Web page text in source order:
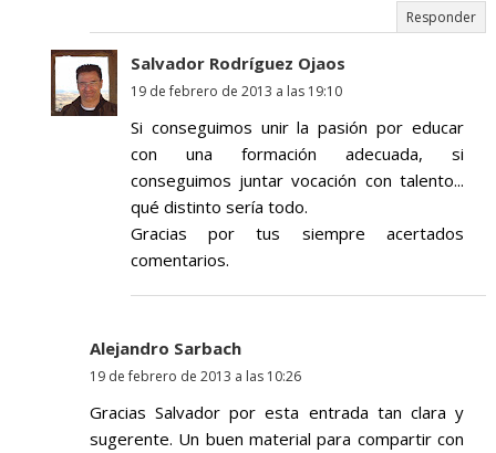
Responder
Salvador Rodríguez Ojaos
19 de febrero de 2013 a las 19:10
Si conseguimos unir la pasión por educar
con una formación adecuada, si
conseguimos juntar vocación con talento...
qué distinto sería todo.
Gracias por tus siempre acertados
comentarios.
Alejandro Sarbach
19 de febrero de 2013 a las 10:26
Gracias Salvador por esta entrada tan clara y
sugerente. Un buen material para compartir con